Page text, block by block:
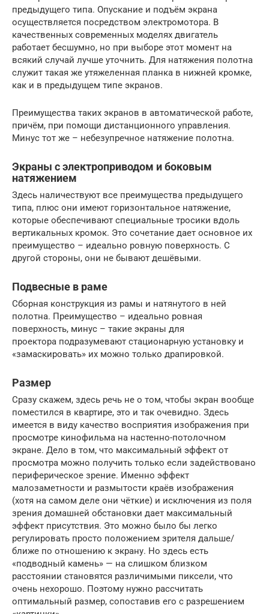
предыдущего типа. Опускание и подъём экрана
осуществляется посредством электромотора. В
качественных современных моделях двигатель
работает бесшумно, но при выборе этот момент на
всякий случай лучше уточнить. Для натяжения полотна
служит такая же утяжеленная планка в нижней кромке,
как и в предыдущем типе экранов.
Преимущества таких экранов в автоматической работе,
причём, при помощи дистанционного управления.
Минус тот же – небезупречное натяжение полотна.
Экраны с электроприводом и боковым
натяжением
Здесь наличествуют все преимущества предыдущего
типа, плюс они имеют горизонтальное натяжение,
которые обеспечивают специальные тросики вдоль
вертикальных кромок. Это сочетание дает основное их
преимущество – идеально ровную поверхность. С
другой стороны, они не бывают дешёвыми.
Подвесные в раме
Сборная конструкция из рамы и натянутого в ней
полотна. Преимущество – идеально ровная
поверхность, минус – такие экраны для
проектора подразумевают стационарную установку и
«замаскировать» их можно только драпировкой.
Размер
Сразу скажем, здесь речь не о том, чтобы экран вообще
поместился в квартире, это и так очевидно. Здесь
имеется в виду качество восприятия изображения при
просмотре кинофильма на настенно-потолочном
экране. Дело в том, что максимальный эффект от
просмотра можно получить только если задействовано
периферическое зрение. Именно эффект
малозаметности и размытости краёв изображения
(хотя на самом деле они чёткие) и исключения из поля
зрения домашней обстановки дает максимальный
эффект присутствия. Это можно было бы легко
регулировать просто положением зрителя дальше/
ближе по отношению к экрану. Но здесь есть
«подводный камень» — на слишком близком
расстоянии становятся различимыми пиксели, что
очень нехорошо. Поэтому нужно рассчитать
оптимальный размер, сопоставив его с разрешением